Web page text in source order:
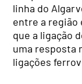
linha do
entre a região
que a ligação
uma resposta
ligações